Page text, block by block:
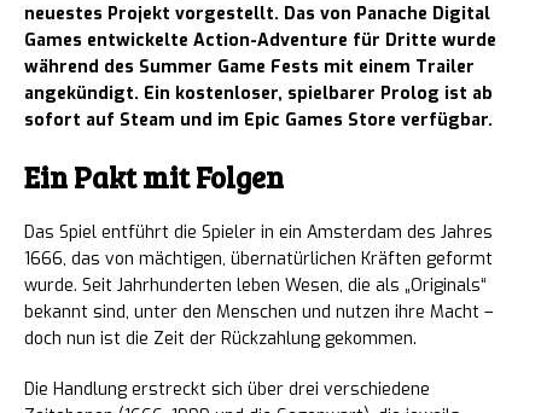
neuestes Projekt vorgestellt. Das von Panache Digital
Games entwickelte Action-Adventure für Dritte wurde
während des Summer Game Fests mit einem Trailer
angekündigt. Ein kostenloser, spielbarer Prolog ist ab
sofort auf Steam und im Epic Games Store verfügbar.
Ein Pakt mit Folgen
Das Spiel entführt die Spieler in ein Amsterdam des Jahres
1666, das von mächtigen, übernatürlichen Kräften geformt
wurde. Seit Jahrhunderten leben Wesen, die als „Originals“
bekannt sind, unter den Menschen und nutzen ihre Macht –
doch nun ist die Zeit der Rückzahlung gekommen.
Die Handlung erstreckt sich über drei verschiedene